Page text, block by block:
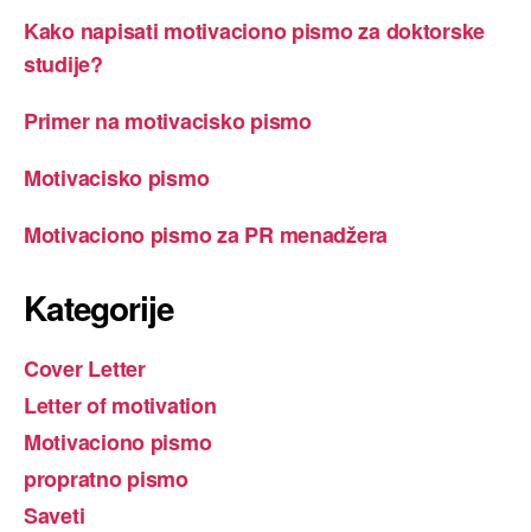
Kako napisati motivaciono pismo za doktorske
studije?
Primer na motivacisko pismo
Motivacisko pismo
Motivaciono pismo za PR menadžera
Kategorije
Cover Letter
Letter of motivation
Motivaciono pismo
propratno pismo
Saveti